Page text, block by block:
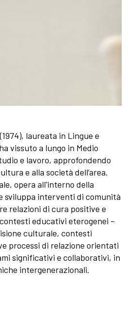
laureata in Lingue e
vissuto a lungo in Medio
e lavoro, approfondendo
e alla società dell’area.
opera all'interno della
sviluppa interventi di comunità
relazioni di cura positive e
educativi eterogenei –
culturale, contesti
processi di relazione orientati
significativi e collaborativi, in
intergenerazionali.